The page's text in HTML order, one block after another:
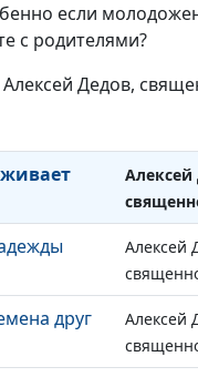
если
с родителями?
Алексей Дедов,
Алексей
в
Алексей
Алексей
друг
Алексей